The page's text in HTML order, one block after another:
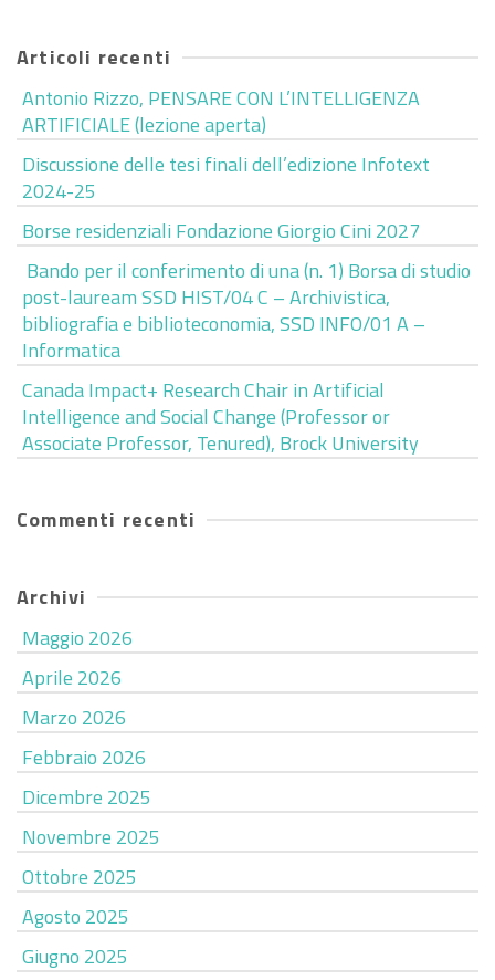
Articoli recenti
Antonio Rizzo, PENSARE CON L’INTELLIGENZA
ARTIFICIALE (lezione aperta)
Discussione delle tesi finali dell’edizione Infotext
2024-25
Borse residenziali Fondazione Giorgio Cini 2027
Bando per il conferimento di una (n. 1) Borsa di studio
post-lauream SSD HIST/04 C – Archivistica,
bibliografia e biblioteconomia, SSD INFO/01 A –
Informatica
Canada Impact+ Research Chair in Artificial
Intelligence and Social Change (Professor or
Associate Professor, Tenured), Brock University
Commenti recenti
Archivi
Maggio 2026
Aprile 2026
Marzo 2026
Febbraio 2026
Dicembre 2025
Novembre 2025
Ottobre 2025
Agosto 2025
Giugno 2025